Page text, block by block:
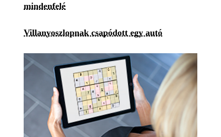
mindenfelé
Villanyoszlopnak csapódott egy autó